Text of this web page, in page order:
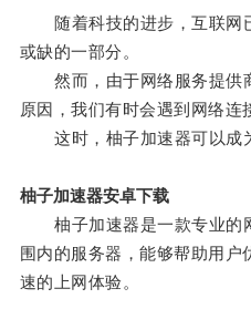
随着科技的进步，互联网
或缺的一部分。
然而，由于网络服务提供
原因，我们有时会遇到网络连
这时，柚子加速器可以成为
柚子加速器安卓下载
柚子加速器是一款专业的
围内的服务器，能够帮助用户
速的上网体验。